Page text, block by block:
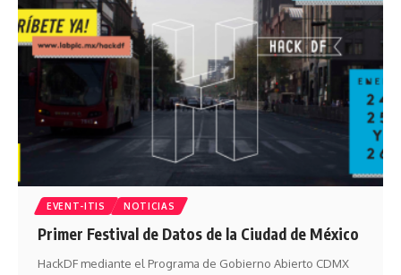
EVENT-ITIS NOTICIAS
Primer Festival de Datos de la Ciudad de México
HackDF mediante el Programa de Gobierno Abierto CDMX